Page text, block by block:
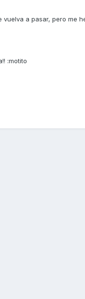
vuelva a pasar, pero me
:motito